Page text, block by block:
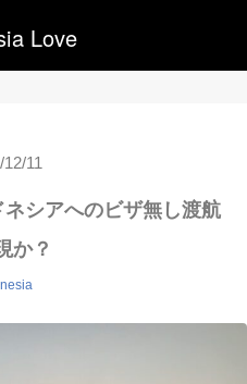
Love
11
シアへのビザ無し渡航
か？